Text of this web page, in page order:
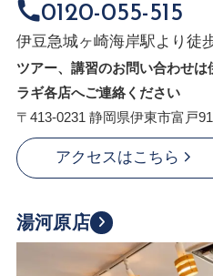
0120-055-515
伊豆急城ヶ崎海岸駅より徒
ツアー、講習のお問い合わせ
ラギ各店へご連絡ください
〒413-0231 静岡県伊東市富戸
アクセスはこちら
湯河原店